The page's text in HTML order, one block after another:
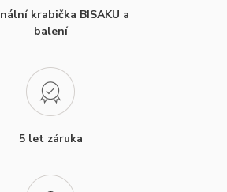
krabička BISAKU a
balení
5 let záruka